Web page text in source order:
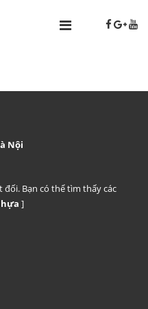
Nội
đối. Bạn có thể tìm thấy các
]